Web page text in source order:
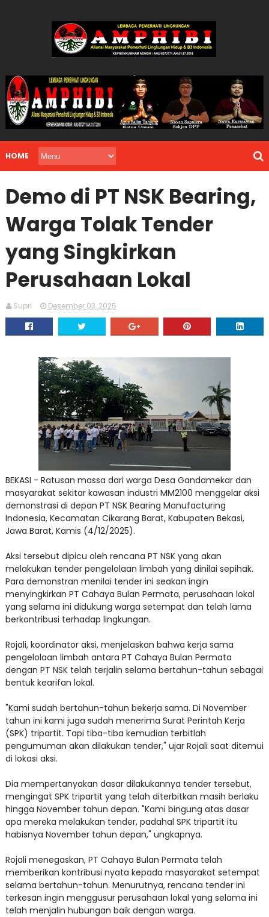
HOME
Demo di PT NSK Bearing,
Warga Tolak Tender
yang Singkirkan
Perusahaan Lokal
Supri Desember 03, 2025
BEKASI - Ratusan massa dari warga Desa Gandamekar dan
masyarakat sekitar kawasan industri MM2100 menggelar aksi
demonstrasi di depan PT NSK Bearing Manufacturing
Indonesia, Kecamatan Cikarang Barat, Kabupaten Bekasi,
Jawa Barat, Kamis (4/12/2025).
Aksi tersebut dipicu oleh rencana PT NSK yang akan
melakukan tender pengelolaan limbah yang dinilai sepihak.
Para demonstran menilai tender ini seakan ingin
menyingkirkan PT Cahaya Bulan Permata, perusahaan lokal
yang selama ini didukung warga setempat dan telah lama
berkontribusi terhadap lingkungan.
Rojali, koordinator aksi, menjelaskan bahwa kerja sama
pengelolaan limbah antara PT Cahaya Bulan Permata
dengan PT NSK telah terjalin selama bertahun-tahun sebagai
bentuk kearifan lokal.
"Kami sudah bertahun-tahun bekerja sama. Di November
tahun ini kami juga sudah menerima Surat Perintah Kerja
(SPK) tripartit. Tapi tiba-tiba kemudian terbitlah
pengumuman akan dilakukan tender," ujar Rojali saat ditemui
di lokasi aksi.
Dia mempertanyakan dasar dilakukannya tender tersebut,
mengingat SPK tripartit yang telah diterbitkan masih berlaku
hingga November tahun depan. "Kami bingung atas dasar
apa mereka melakukan tender, padahal SPK tripartit itu
habisnya November tahun depan," ungkapnya.
Rojali menegaskan, PT Cahaya Bulan Permata telah
memberikan kontribusi nyata kepada masyarakat setempat
selama bertahun-tahun. Menurutnya, rencana tender ini
terkesan ingin menggusur perusahaan lokal yang selama ini
telah menjalin hubungan baik dengan warga.